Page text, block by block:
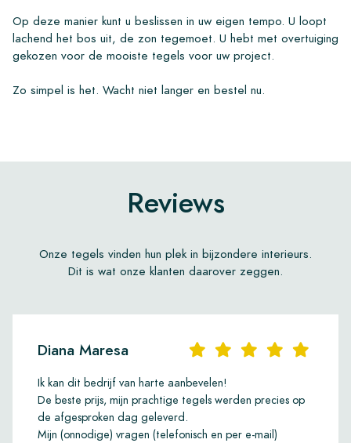
Op deze manier kunt u beslissen in uw eigen tempo. U loopt
lachend het bos uit, de zon tegemoet. U hebt met overtuiging
gekozen voor de mooiste tegels voor uw project.
Zo simpel is het. Wacht niet langer en bestel nu.
Reviews
Onze tegels vinden hun plek in bijzondere interieurs.
Dit is wat onze klanten daarover zeggen.
Diana Maresa
Ik kan dit bedrijf van harte aanbevelen!
De beste prijs, mijn prachtige tegels werden precies op
de afgesproken dag geleverd.
Mijn (onnodige) vragen (telefonisch en per e-mail)